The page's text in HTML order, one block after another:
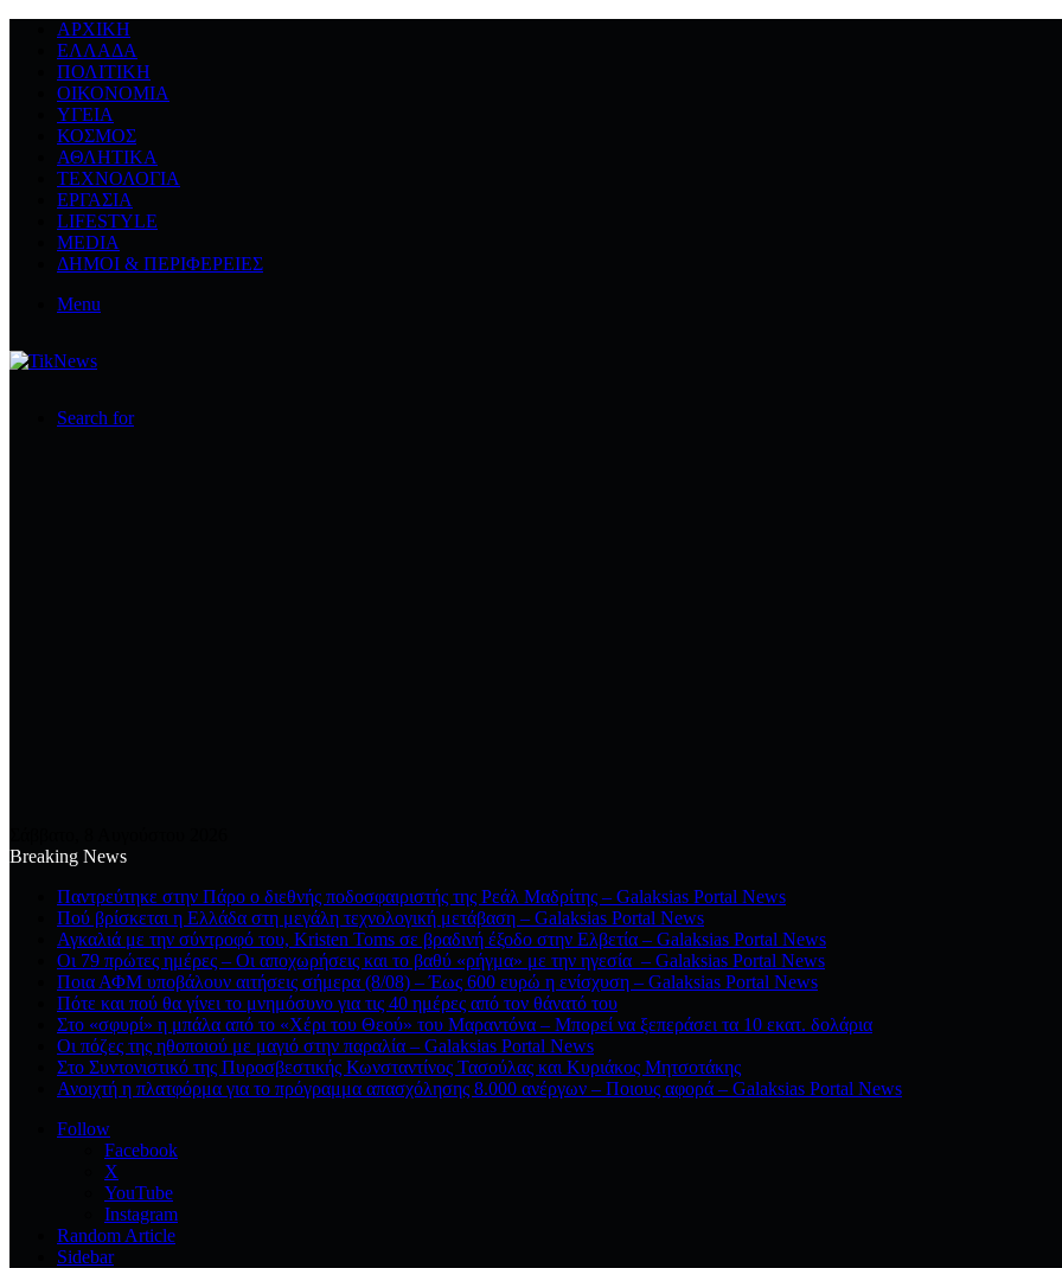
ΑΡΧΙΚΉ
ΕΛΛΆΔΑ
ΠΟΛΙΤΙΚΉ
ΟΙΚΟΝΟΜΊΑ
ΥΓΕΊΑ
ΚΌΣΜΟΣ
ΑΘΛΗΤΙΚΆ
ΤΕΧΝΟΛΟΓΙΆ
ΕΡΓΑΣΊΑ
LIFESTYLE
MEDIA
ΔΉΜΟΙ & ΠΕΡΙΦΈΡΕΙΕΣ
Menu
Search for
Breaking News
Παντρεύτηκε στην Πάρο ο διεθνής ποδοσφαιριστής της Ρεάλ Μαδρίτης – Galaksias Portal News
Πού βρίσκεται η Ελλάδα στη μεγάλη τεχνολογική μετάβαση – Galaksias Portal News
Αγκαλιά με την σύντροφό του, Kristen Toms σε βραδινή έξοδο στην Ελβετία – Galaksias Portal News
Οι 79 πρώτες ημέρες – Οι αποχωρήσεις και το βαθύ «ρήγμα» με την ηγεσία – Galaksias Portal News
Ποια ΑΦΜ υποβάλουν αιτήσεις σήμερα (8/08) – Έως 600 ευρώ η ενίσχυση – Galaksias Portal News
Πότε και πού θα γίνει το μνημόσυνο για τις 40 ημέρες από τον θάνατό του
Στο «σφυρί» η μπάλα από το «Χέρι του Θεού» του Μαραντόνα – Μπορεί να ξεπεράσει τα 10 εκατ. δολάρια
Οι πόζες της ηθοποιού με μαγιό στην παραλία – Galaksias Portal News
Στο Συντονιστικό της Πυροσβεστικής Κωνσταντίνος Τασούλας και Κυριάκος Μητσοτάκης
Ανοιχτή η πλατφόρμα για το πρόγραμμα απασχόλησης 8.000 ανέργων – Ποιους αφορά – Galaksias Portal News
Follow
Facebook
X
YouTube
Instagram
Random Article
Sidebar